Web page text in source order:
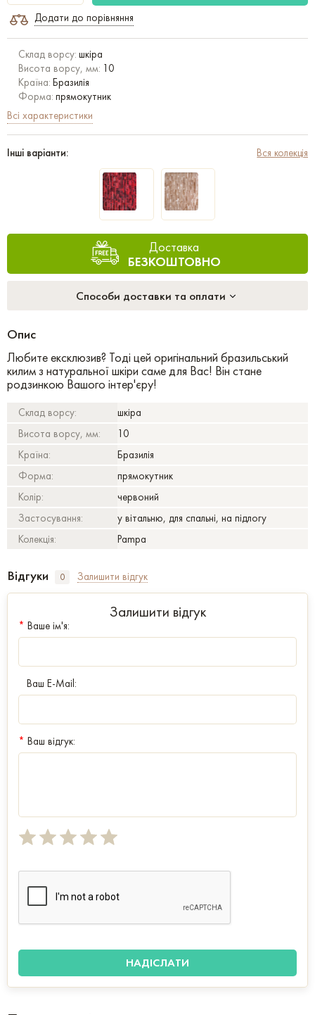
Додати до порівняння
Склад ворсу: шкіра
Висота ворсу, мм: 10
Країна: Бразилія
Форма: прямокутник
Всі характеристики
Інші варіанти: Вся колекція
Доставка
БЕЗКОШТОВНО
Способи доставки та оплати
Опис
Любите ексклюзив? Тоді цей оригінальний бразильський
килим з натуральної шкіри саме для Вас! Він стане
родзинкою Вашого інтер'єру!
Склад ворсу:
шкіра
Висота ворсу, мм:
10
Країна:
Бразилія
Форма:
прямокутник
Колір:
червоний
Застосування:
у вітальню, для спальні, на підлогу
Колекція:
Pampa
Відгуки 0 Залишити відгук
Залишити відгук
* Ваше ім'я:
Ваш E-Mail:
* Ваш відгук: